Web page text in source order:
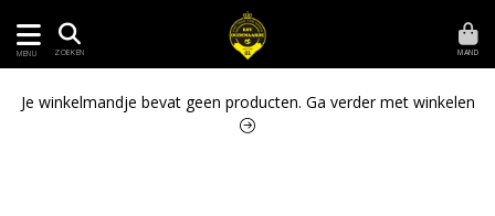
MENU ZOEKEN MAND
Je winkelmandje bevat geen producten. Ga verder met winkelen